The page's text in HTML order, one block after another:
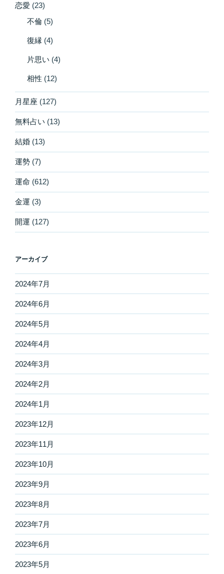
恋愛 (23)
不倫 (5)
復縁 (4)
片思い (4)
相性 (12)
月星座 (127)
無料占い (13)
結婚 (13)
運勢 (7)
運命 (612)
金運 (3)
開運 (127)
アーカイブ
2024年7月
2024年6月
2024年5月
2024年4月
2024年3月
2024年2月
2024年1月
2023年12月
2023年11月
2023年10月
2023年9月
2023年8月
2023年7月
2023年6月
2023年5月